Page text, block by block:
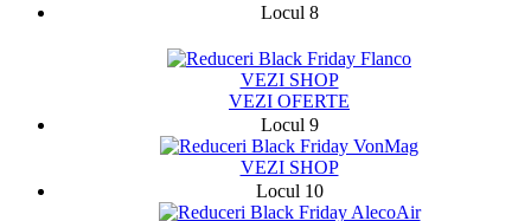
Locul 8
VEZI SHOP
VEZI OFERTE
Locul 9
VEZI SHOP
Locul 10